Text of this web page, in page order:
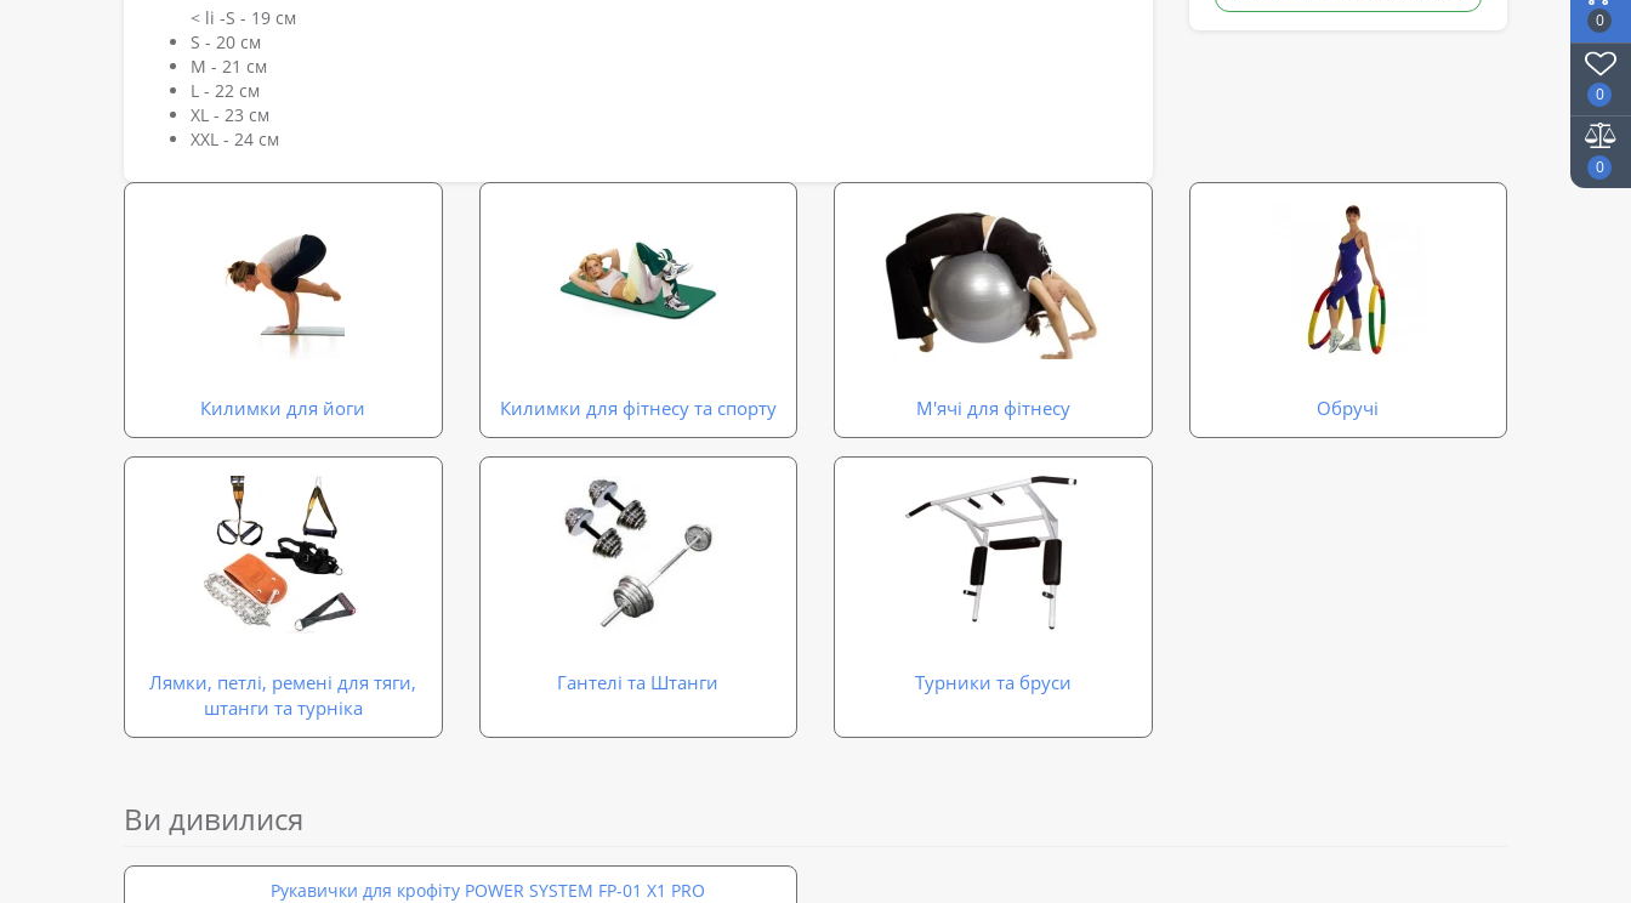
0
0
0
< li -S - 19 см
S - 20 см
M - 21 см
L - 22 см
XL - 23 см
XXL - 24 см
Килимки для йоги Килимки для фітнесу та спорту М'ячі для фітнесу Обручі
Лямки, петлі, ремені для тяги,
штанги та турніка
Гантелі та Штанги Турники та бруси
Ви дивилися
Рукавички для крофіту POWER SYSTEM FP-01 X1 PRO